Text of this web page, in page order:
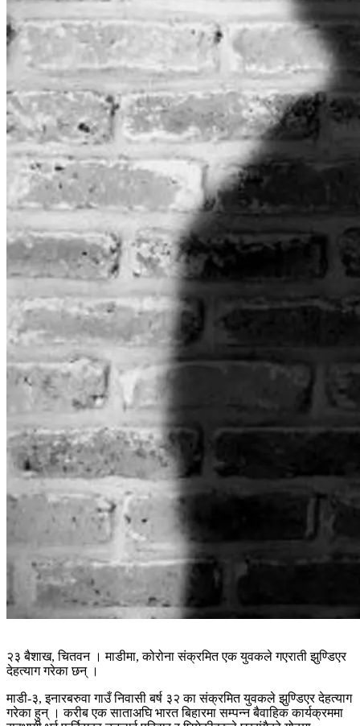
२३ बैशाख, चितवन । माडीमा, कोरोना संक्रमित एक युवकले गएराती झुण्डिएर
देहत्याग गरेका छन् ।
माडी-३, इनारबरुवा गाउँ निवासी बर्ष ३२ का संक्रमित युवकले झुण्डिएर देहत्याग
गरेका हुन् । करीब एक साताअघि भारत बिहारमा सम्पन्न बैवाहिक कार्यक्रममा